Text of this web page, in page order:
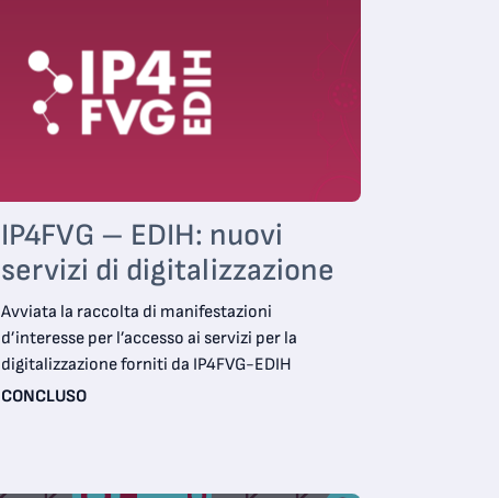
IP4FVG – EDIH: nuovi
servizi di digitalizzazione
Avviata la raccolta di manifestazioni
d’interesse per l’accesso ai servizi per la
digitalizzazione forniti da IP4FVG-EDIH
CONCLUSO